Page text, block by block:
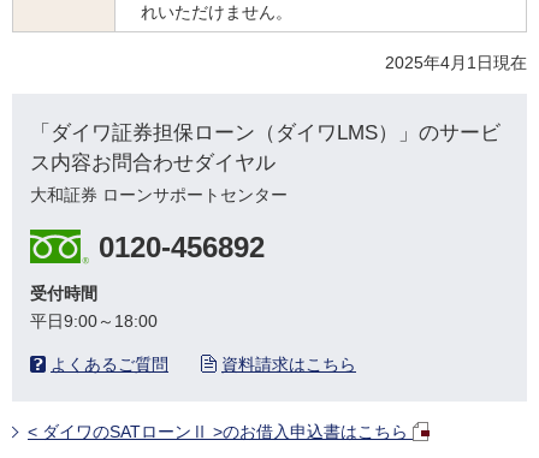
れいただけません。
2025年4月1日現在
「ダイワ証券担保ローン（ダイワLMS）」のサービ
ス内容お問合わせダイヤル
大和証券 ローンサポートセンター
0120-456892
受付時間
平日9:00～18:00
よくあるご質問 資料請求はこちら
< ダイワのSATローンⅡ >のお借入申込書はこちら